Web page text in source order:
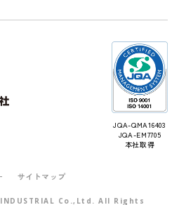
JQA-QMA16403
JQA-EM7705
本社取得
サイトマップ
Co.,Ltd. All Rights